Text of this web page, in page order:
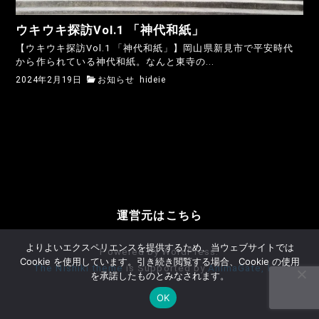
ウキウキ探訪Vol.1 「神代和紙」
【ウキウキ探訪Vol.1 「神代和紙」】岡山県新見市で平安時代
から作られている神代和紙。なんと東寺の...
2024年2月19日 お知らせ hideie
運営元はこちら
Powered by WordPress.
The Nishiki themeis Supported byAnimaGate, Inc.
よりよいエクスペリエンスを提供するため、当ウェブサイトでは
Cookie を使用しています。引き続き閲覧する場合、Cookie の使用
を承諾したものとみなされます。
OK